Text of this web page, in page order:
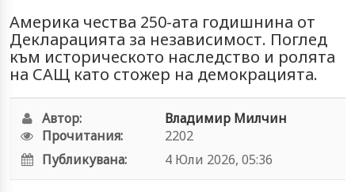
Америка чества 250-ата годишнина от
Декларацията за независимост. Поглед
към историческото наследство и ролята
на САЩ като стожер на демокрацията.
Автор:
Владимир Милчин
Прочитания:
2202
Публикувана:
4 Юли 2026, 05:36